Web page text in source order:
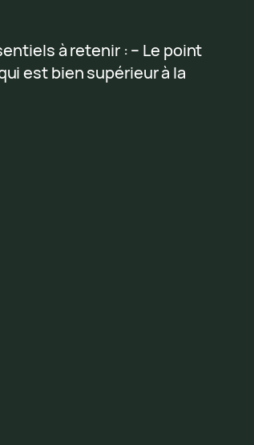
à retenir : – Le point
est bien supérieur à la